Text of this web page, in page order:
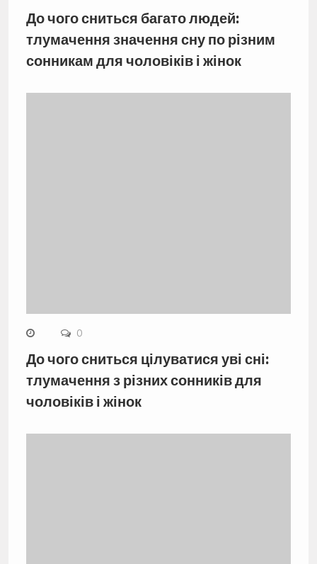
До чого сниться багато людей:
тлумачення значення сну по різним
сонникам для чоловіків і жінок
0
До чого сниться цілуватися уві сні:
тлумачення з різних сонників для
чоловіків і жінок